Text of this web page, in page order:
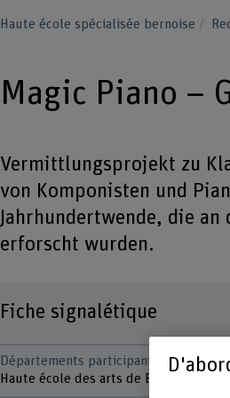
Haute école spécialisée bernoise
Magic Piano –
Vermittlungsprojekt zu
von Komponisten und
Jahrhundertwende, die
erforscht wurden.
Fiche signalétique
Départements participants
Haute école des arts de Berne